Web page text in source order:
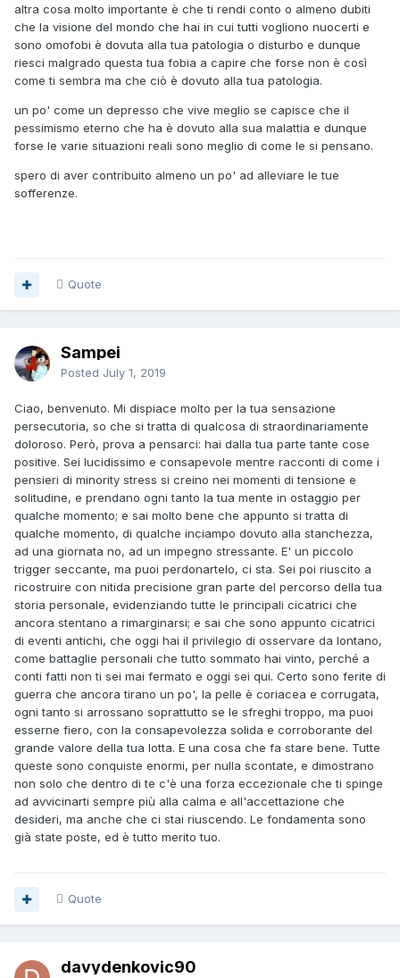
altra cosa molto importante è che ti rendi conto o almeno dubiti
che la visione del mondo che hai in cui tutti vogliono nuocerti e
sono omofobi è dovuta alla tua patologia o disturbo e dunque
riesci malgrado questa tua fobia a capire che forse non è così
come ti sembra ma che ciò è dovuto alla tua patologia.
un po' come un depresso che vive meglio se capisce che il
pessimismo eterno che ha è dovuto alla sua malattia e dunque
forse le varie situazioni reali sono meglio di come le si pensano.
spero di aver contribuito almeno un po' ad alleviare le tue
sofferenze.
Quote
Sampei
Posted July 1, 2019
Ciao, benvenuto. Mi dispiace molto per la tua sensazione
persecutoria, so che si tratta di qualcosa di straordinariamente
doloroso. Però, prova a pensarci: hai dalla tua parte tante cose
positive. Sei lucidissimo e consapevole mentre racconti di come i
pensieri di minority stress si creino nei momenti di tensione e
solitudine, e prendano ogni tanto la tua mente in ostaggio per
qualche momento; e sai molto bene che appunto si tratta di
qualche momento, di qualche inciampo dovuto alla stanchezza,
ad una giornata no, ad un impegno stressante. E' un piccolo
trigger seccante, ma puoi perdonartelo, ci sta. Sei poi riuscito a
ricostruire con nitida precisione gran parte del percorso della tua
storia personale, evidenziando tutte le principali cicatrici che
ancora stentano a rimarginarsi; e sai che sono appunto cicatrici
di eventi antichi, che oggi hai il privilegio di osservare da lontano,
come battaglie personali che tutto sommato hai vinto, perché a
conti fatti non ti sei mai fermato e oggi sei qui. Certo sono ferite di
guerra che ancora tirano un po', la pelle è coriacea e corrugata,
ogni tanto si arrossano soprattutto se le sfreghi troppo, ma puoi
esserne fiero, con la consapevolezza solida e corroborante del
grande valore della tua lotta. E una cosa che fa stare bene. Tutte
queste sono conquiste enormi, per nulla scontate, e dimostrano
non solo che dentro di te c'è una forza eccezionale che ti spinge
ad avvicinarti sempre più alla calma e all'accettazione che
desideri, ma anche che ci stai riuscendo. Le fondamenta sono
già state poste, ed è tutto merito tuo.
Quote
davydenkovic90